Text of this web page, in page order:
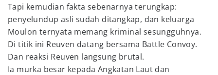
Tapi kemudian fakta sebenarnya terungkap:
penyelundup asli sudah ditangkap, dan keluarga
Moulon ternyata memang kriminal sesungguhnya.
Di titik ini Reuven datang bersama Battle Convoy.
Dan reaksi Reuven langsung brutal.
Ia murka besar kepada Angkatan Laut dan